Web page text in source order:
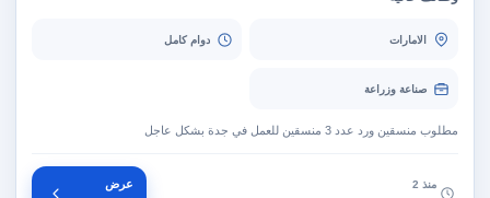
الامارات دوام كامل
صناعة وزراعة
مطلوب منسقين ورد عدد 3 منسقين للعمل في جدة بشكل عاجل
منذ 2
عرض